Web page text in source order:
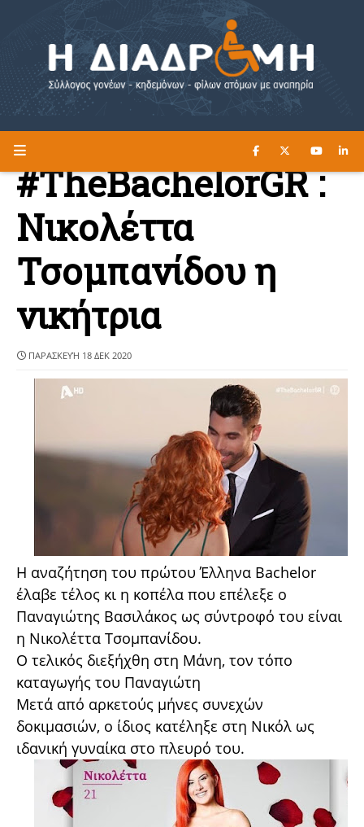
Η ΔΙΑΔΡΟΜΗ ΔΙΑΒΑΣΤΕ ΕΔΩ ►
#TheBachelorGR :
Νικολέττα
Τσομπανίδου η
νικήτρια
ΠΑΡΑΣΚΕΥΉ 18 ΔΕΚ 2020
Η αναζήτηση του πρώτου Έλληνα Bachelor
έλαβε τέλος κι η κοπέλα που επέλεξε ο
Παναγιώτης Βασιλάκος ως σύντροφό του είναι
η Νικολέττα Τσομπανίδου.
Ο τελικός διεξήχθη στη Μάνη, τον τόπο
καταγωγής του Παναγιώτη
Μετά από αρκετούς μήνες συνεχών
δοκιμασιών, ο ίδιος κατέληξε στη Νικόλ ως
ιδανική γυναίκα στο πλευρό του.